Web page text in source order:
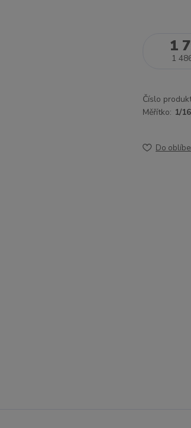
1
1
Číslo
Měřítko: 1/16
Do